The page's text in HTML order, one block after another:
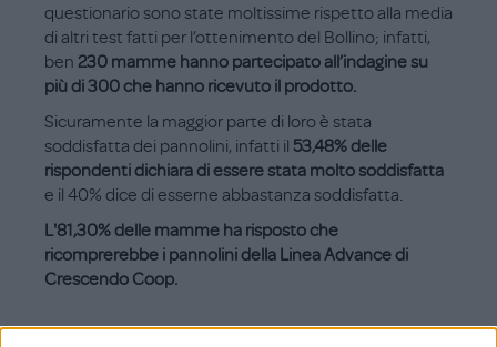
questionario sono state moltissime rispetto alla media
di altri test fatti per l’ottenimento del Bollino; infatti,
ben 230 mamme hanno partecipato all’indagine su
più di 300 che hanno ricevuto il prodotto.
Sicuramente la maggior parte di loro è stata
soddisfatta dei pannolini, infatti il 53,48% delle
rispondenti dichiara di essere stata molto soddisfatta
e il 40% dice di esserne abbastanza soddisfatta.
L'81,30% delle mamme ha risposto che
ricomprerebbe i pannolini della Linea Advance di
Crescendo Coop.